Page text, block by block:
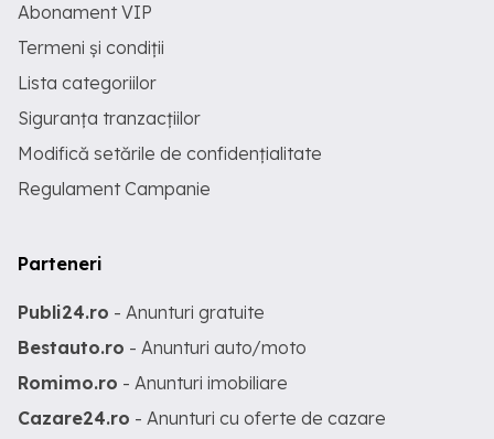
Abonament VIP
Termeni și condiții
Lista categoriilor
Siguranța tranzacțiilor
Modifică setările de confidențialitate
Regulament Campanie
Parteneri
Publi24.ro - Anunturi gratuite
Bestauto.ro - Anunturi auto/moto
Romimo.ro - Anunturi imobiliare
Cazare24.ro - Anunturi cu oferte de cazare